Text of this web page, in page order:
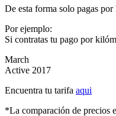
De esta forma solo pagas
Por ejemplo:
Si contratas tu pago por
March
Active 2017
Encuentra tu tarifa aqui
*La comparación de precios